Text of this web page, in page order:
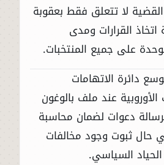
لا تتعلق فقط بعقوبة
اتخاذ القرارات ومدى
على جميع المنتخبات.
دائرة الاتهامات
عند ملف بالوغون
دعوات لضمان محاسبة
حال ثبوت وجود مخالفات
السياسي.